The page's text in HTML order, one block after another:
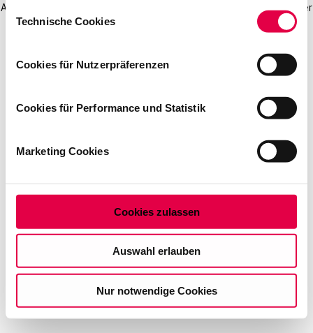
Trigger Symbol ändern oder widerrufen
Informationen über Ihre geografische Lage
können
bestimmten Merkmalen (Fingerprinting) identifizieren
Erfahren Sie mehr darüber, wie Ihre persönlichen Daten
Abschnitt Einzelheitenfest.
Auf dieser Website setzen wir Cookies ein, um unsere
wirtschaftlich zu betreiben. Mit Bestätigung Ihrer Auswahl
willigen Sie in die Verwendung der gewählten Cookies
ein. Diese Auswahl können Sie jederzeit ändern oder
Ihre Einwilligung widerrufen, indem Sie am Ende der
Einwilligungsauswahl
Technische Cookies
Cookies für Nutzerpräferenzen
Cookies für Performance und Statistik
Marketing Cookies
Cookies zulassen
Auswahl erlauben
Nur notwendige Cookies
Application error: a client-side exception has occurred
(see the browser
console for more information)